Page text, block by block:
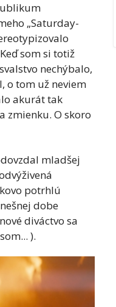
„Saturday-
som si totiž
nechýbalo,
o tom už neviem
akurát tak
zmienku. O skoro
mladšej
potrhlú
dobe
diváctvo sa
).